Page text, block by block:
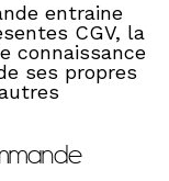
entraine
CGV, la
connaissance
ses propres